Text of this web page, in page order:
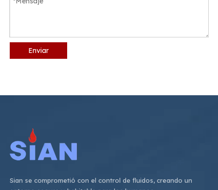
Enviar
Sian se comprometió con el control de fluidos, creando un